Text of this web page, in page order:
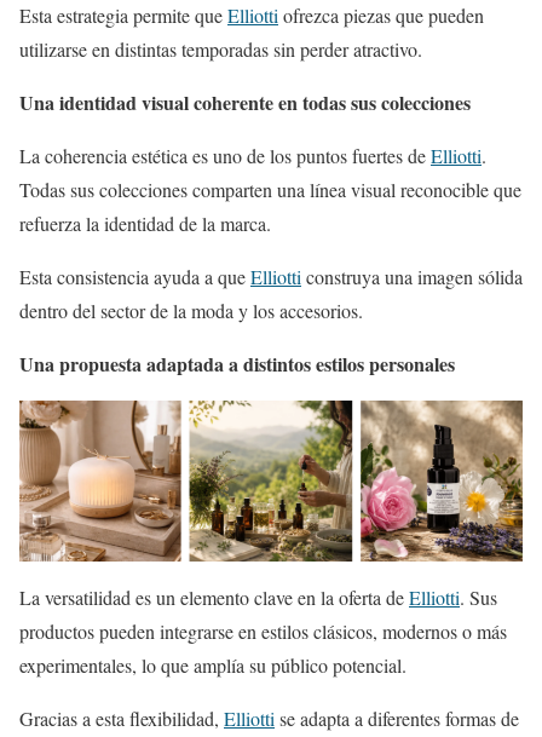
Esta estrategia permite queElliotti ofrezca piezas que pueden
utilizarse en distintas temporadas sin perder atractivo.
Una identidad visual coherente en todas sus colecciones
La coherencia estética es uno de los puntos fuertes deElliotti.
Todas sus colecciones comparten una línea visual reconocible que
refuerza la identidad de la marca.
Esta consistencia ayuda a queElliotti construya una imagen sólida
dentro del sector de la moda y los accesorios.
Una propuesta adaptada a distintos estilos personales
La versatilidad es un elemento clave en la oferta deElliotti. Sus
productos pueden integrarse en estilos clásicos, modernos o más
experimentales, lo que amplía su público potencial.
Gracias a esta flexibilidad, Elliotti se adapta a diferentes formas de